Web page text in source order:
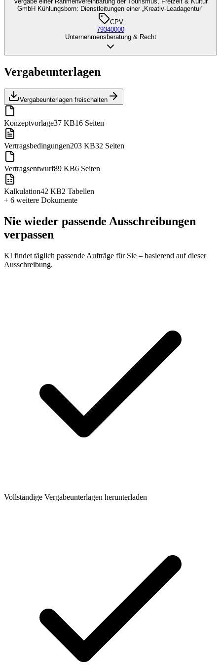
GmbH Kühlungsborn: Dienstleitungen einer „Kreativ-Leadagentur"
CPV
79340000
Unternehmensberatung & Recht
Vergabeunterlagen
Vergabeunterlagen freischalten
Konzeptvorlage37 KB16 Seiten
Vertragsbedingungen203 KB32 Seiten
Vertragsentwurf89 KB6 Seiten
Kalkulation42 KB2 Tabellen
+ 6 weitere Dokumente
Nie wieder passende Ausschreibungen
verpassen
KI findet täglich passende Aufträge für Sie – basierend auf dieser
Ausschreibung.
Vollständige Vergabeunterlagen herunterladen